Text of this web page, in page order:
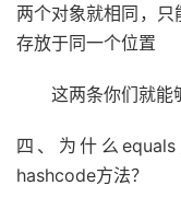
两个对象就相同，只
存放于同一个位置
这两条你们就能够
四、为什么
hashcode方法？